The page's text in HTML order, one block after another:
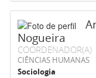
Nogueira
COORDENADOR(A)
CIÊNCIAS HUMANAS
Sociologia